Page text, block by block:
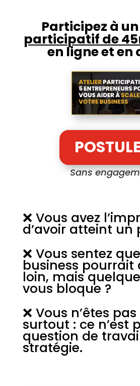
Participez à un
participatif de
en ligne et en
Sans
❌ Vous avez
d’avoir atteint un
❌ Vous sentez
business pourrait
loin, mais
vous bloque ?
❌ Vous n’êtes
surtout : ce n’est
question de
stratégie.